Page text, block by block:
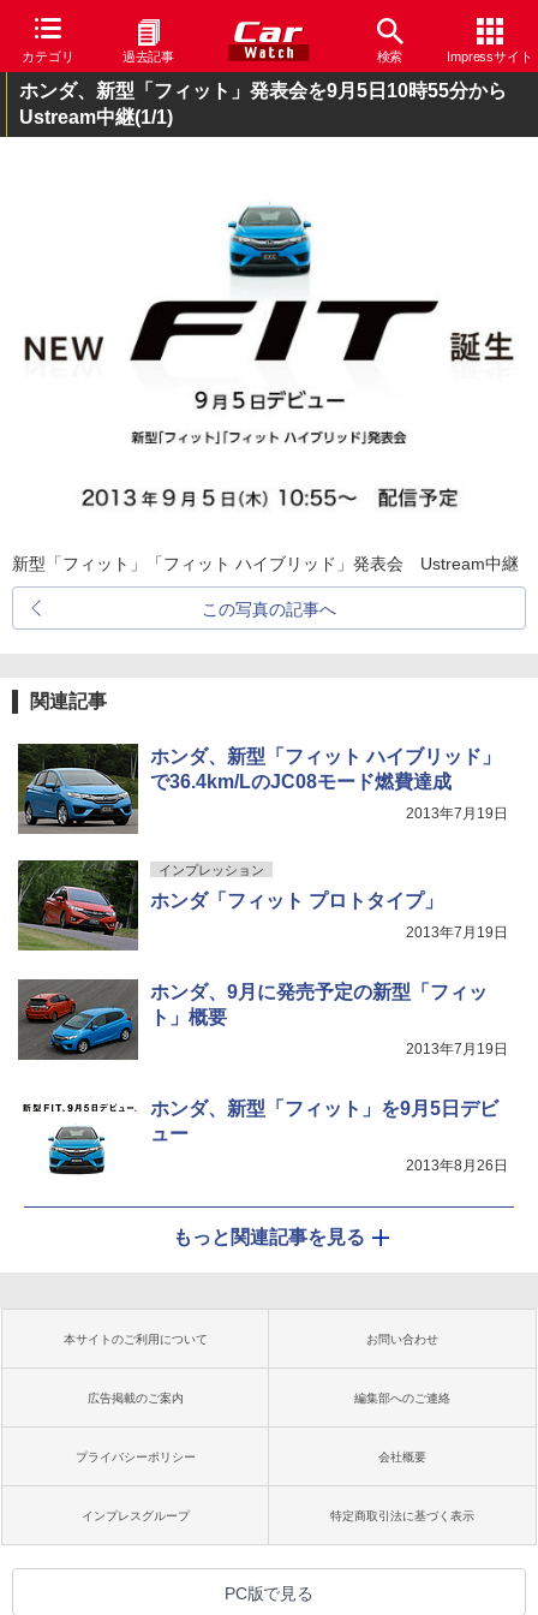
カテゴリ 過去記事 検索 Impressサイト
ホンダ、新型「フィット」発表会を9月5日10時55分から
Ustream中継(1/1)
新型「フィット」「フィット ハイブリッド」発表会 Ustream中継
この写真の記事へ
関連記事
ホンダ、新型「フィット ハイブリッド」
で36.4km/LのJC08モード燃費達成
2013年7月19日
インプレッション
ホンダ「フィット プロトタイプ」
2013年7月19日
ホンダ、9月に発売予定の新型「フィッ
ト」概要
2013年7月19日
ホンダ、新型「フィット」を9月5日デビ
ュー
2013年8月26日
もっと関連記事を見る
本サイトのご利用について お問い合わせ
広告掲載のご案内 編集部へのご連絡
プライバシーポリシー 会社概要
インプレスグループ 特定商取引法に基づく表示
PC版で見る